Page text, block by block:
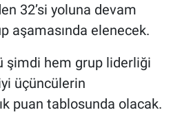
32’si yoluna devam
aşamasında elenecek.
şimdi hem grup liderliği
üçüncülerin
puan tablosunda olacak.